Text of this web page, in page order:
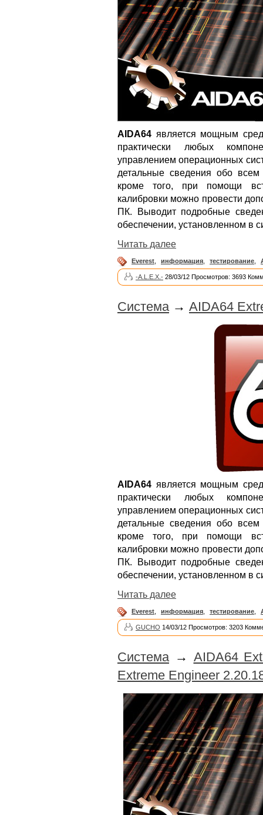
AIDA64 является мощным
практически любых
управлением операционных
детальные сведения обо
кроме того, при помощи
калибровки можно провести
ПК. Выводит подробные
обеспечении, установленном в
Читать далее
Everest информация тестирование
-A.L.E.X.- 28/03/12 Просмотров: 3693
Система → AIDA64
AIDA64 является мощным
практически любых
управлением операционных
детальные сведения обо
кроме того, при помощи
калибровки можно провести
ПК. Выводит подробные
обеспечении, установленном в
Читать далее
Everest информация тестирование
GUCHO 14/03/12 Просмотров: 3203
Система → AIDA64
Extreme Engineer